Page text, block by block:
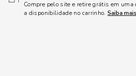
Compre pelo site e retire grátis em
a disponibilidade no carrinho.Saiba mais